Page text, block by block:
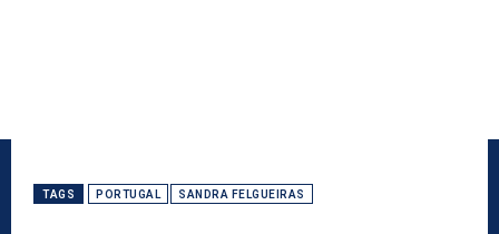
TAGS PORTUGAL SANDRA FELGUEIRAS